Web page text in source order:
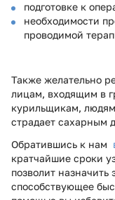
подготовке к
необходимости
проводимой
Также желательно
лицам, входящим в
курильщикам,
страдает сахарным
Обратившись к нам
кратчайшие сроки
позволит
способствующее